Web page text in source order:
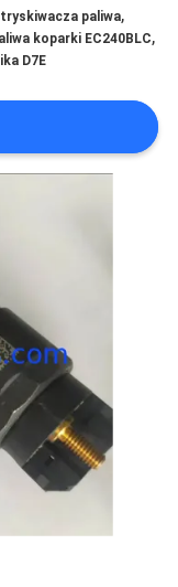
paliwa,
koparki EC240BLC,
D7E